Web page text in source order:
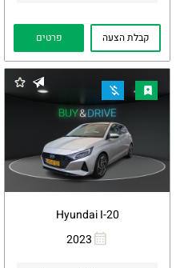
קבלת הצעה פרטים
Hyundai I-20
2023
Whatsapp